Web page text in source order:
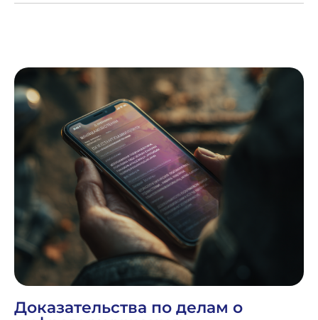
Доказательства по делам о